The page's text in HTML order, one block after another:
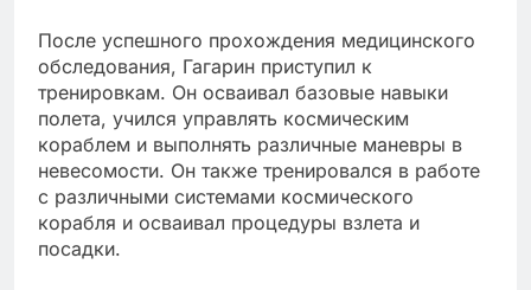
После успешного прохождения медицинского
обследования, Гагарин приступил к
тренировкам. Он осваивал базовые навыки
полета, учился управлять космическим
кораблем и выполнять различные маневры в
невесомости. Он также тренировался в работе
с различными системами космического
корабля и осваивал процедуры взлета и
посадки.